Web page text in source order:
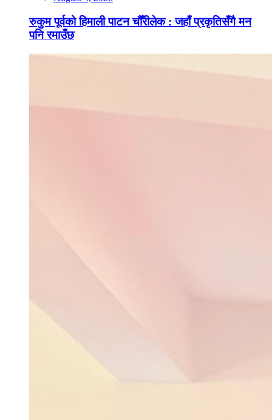
रुकुम पूर्वको हिमाली पाटन चौँरीलेक : जहाँ प्रकृतिसँगै मन
पनि रमाउँछ